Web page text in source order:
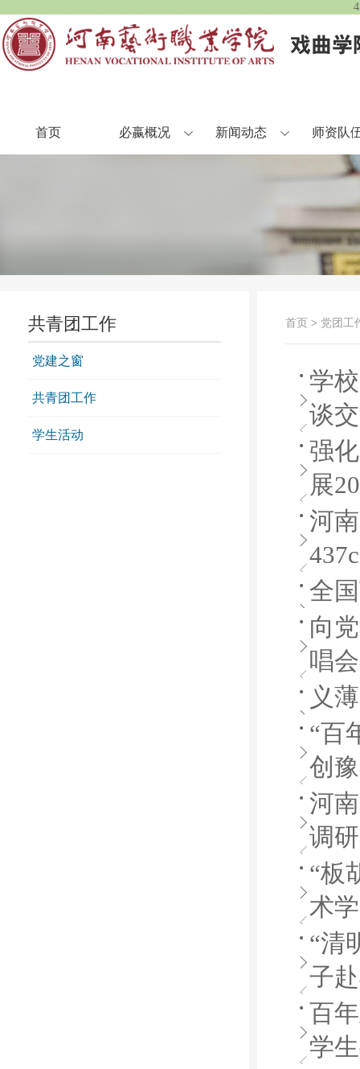
首页 必嬴概况 新闻动态 师资队
共青团工作
党建之窗
共青团工作
学生活动
首页 > 党团工
学
谈
强
展
河
全
向
唱
义
“百
创
河
调
“板
术
“清
子
百
学